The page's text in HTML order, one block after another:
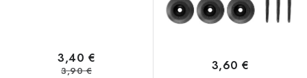
3,40 €
3,90 € 3,60 €